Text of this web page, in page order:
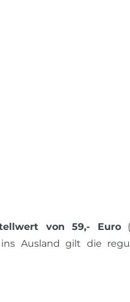
von 59,- Euro
Ausland gilt die